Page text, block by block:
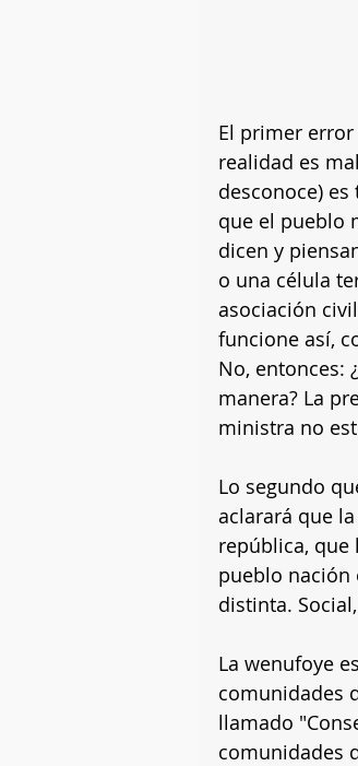
El primer
realidad es
desconoce)
que el pueblo
dicen y
o una célula
asociación
funcione así,
No, entonces:
manera? La
ministra no
Lo segundo
aclarará que
república, que
pueblo nación
distinta.
La wenufoye
comunidades
llamado
comunidades